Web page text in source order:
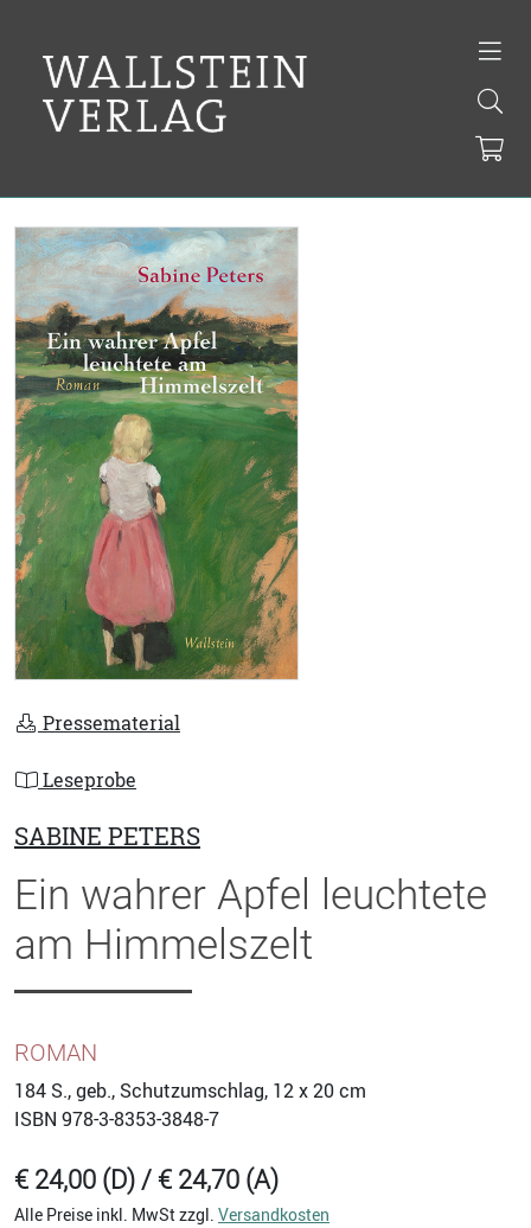
Pressematerial
Leseprobe
SABINE PETERS
Ein wahrer Apfel leuchtete
am Himmelszelt
ROMAN
184 S., geb., Schutzumschlag, 12 x 20 cm
ISBN 978-3-8353-3848-7
€ 24,00 (D) / € 24,70 (A)
Alle Preise inkl. MwSt zzgl. Versandkosten